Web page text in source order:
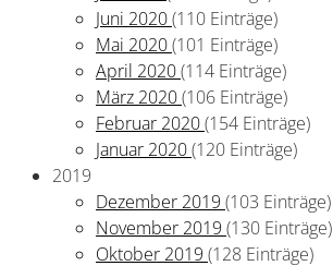
Juni 2020(110 Einträge)
Mai 2020(101 Einträge)
April 2020(114 Einträge)
März 2020(106 Einträge)
Februar 2020(154 Einträge)
Januar 2020(120 Einträge)
2019
Dezember 2019 (103 Einträge)
November 2019 (130 Einträge)
Oktober 2019 (128 Einträge)